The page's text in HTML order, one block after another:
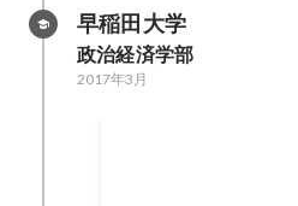
早稲田大学
政治経済学部
2017年3月